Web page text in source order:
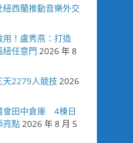
西蘭推動音樂外交
！盧秀燕：打造
紐任意門 2026 年 8
2279人競技 2026
會田中倉庫 4棟日
亮點2026 年 8 月 5